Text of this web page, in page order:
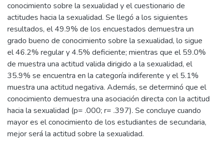
conocimiento sobre la sexualidad y el cuestionario de
actitudes hacia la sexualidad. Se llegó a los siguientes
resultados, el 49.9% de los encuestados demuestra un
grado bueno de conocimiento sobre la sexualidad, lo sigue
el 46.2% regular y 4.5% deficiente; mientras que el 59.0%
de muestra una actitud valida dirigido a la sexualidad, el
35.9% se encuentra en la categoría indiferente y el 5.1%
muestra una actitud negativa. Además, se determinó que el
conocimiento demuestra una asociación directa con la actitud
hacia la sexualidad (p= .000; r= .397). Se concluye cuando
mayor es el conocimiento de los estudiantes de secundaria,
mejor será la actitud sobre la sexualidad.